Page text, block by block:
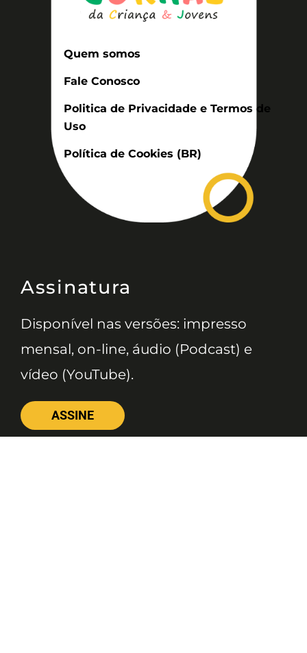
Quem somos
Fale Conosco
Politica de Privacidade e Termos de
Uso
Política de Cookies (BR)
Assinatura
Disponível nas versões: impresso
mensal, on-line, áudio (Podcast) e
vídeo (YouTube).
ASSINE